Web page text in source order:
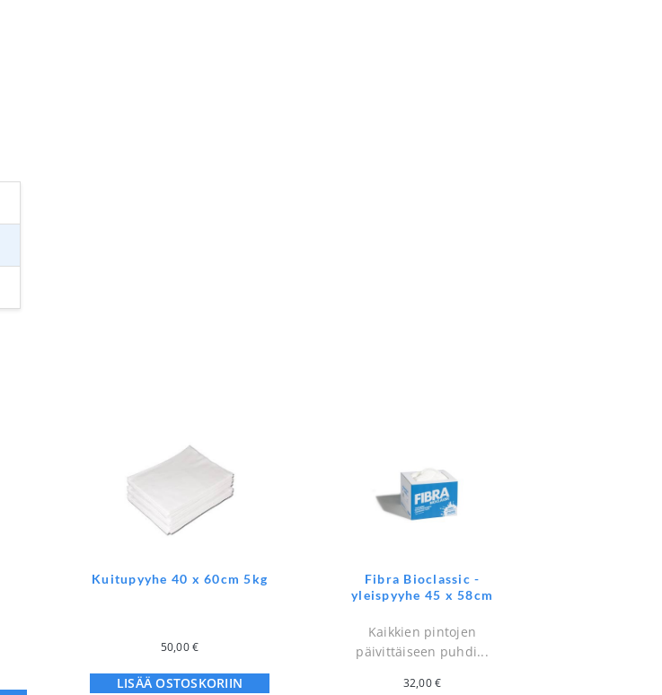
Kuitupyyhe 40 x 60cm 5kg
50,00€
LISÄÄ OSTOSKORIIN
Fibra Bioclassic -
yleispyyhe 45 x 58cm
Kaikkien pintojen
päivittäiseen puhdi...
32,00€